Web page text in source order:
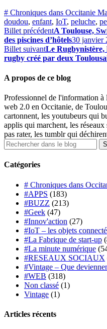
# Chroniques dans Occitanie
doudou, enfant, IoT, peluche,
Billet précédentA Toulouse,
des piscines d’hôtels30 janvier
Billet suivantLe Rugbynistère,
rugby créé par deux
A propos de ce blog
Professionnel de l'information
web 2.0 en Occitanie, de
cartonnent, les youtubeurs qui
applis qui marchent, les
pas rater, les tumblr qui
Catégories
# Chroniques dans
#APPS (183)
#BUZZ (213)
#Geek (47)
#Innov'action (27)
#IoT – les objets
#La Fabrique de start-up
#La minute numérique
#RESEAUX SOCIAUX
#Vintage – Que
#WEB (318)
Non classé (1)
Vintage (1)
Articles récents